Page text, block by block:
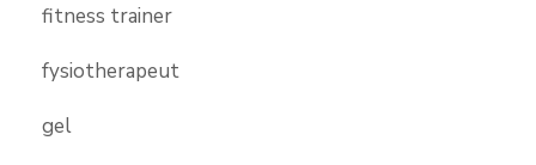
fitness trainer
fysiotherapeut
gel